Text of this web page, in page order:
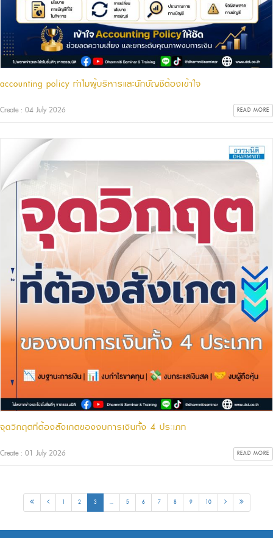
accounting policy ทำไมผู้บริหารและนักบัญชีต้องเข้าใจ
Create : 04 July 2026 READ MORE
จุดวิกฤตที่ต้องสังเกตของงบการเงินทั้ง 4 ประเภท
Create : 01 July 2026 READ MORE
1 2 3 ... 5 6 7 8 9 10